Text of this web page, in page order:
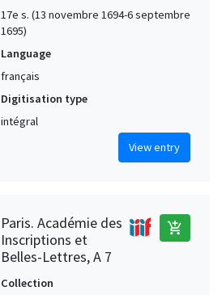
17e s. (13 novembre 1694-6 septembre
1695)
Language
français
Digitisation type
intégral
View entry
Paris. Académie des
Inscriptions et
Belles-Lettres, A 7
add_shopping_cart
Collection